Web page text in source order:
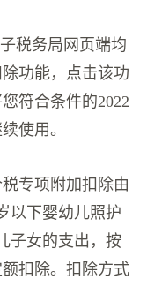
税务局网页端均
功能，点击该功
符合条件的2022
使用。
专项附加扣除由
以下婴幼儿照护
子女的支出，按
扣除。扣除方式